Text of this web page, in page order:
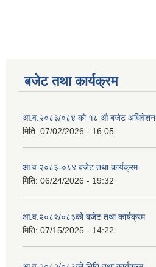
बजेट तथा कार्यक्रम
आ.व.२०८३/०८४ को १८ ‍औ बजेट अधिवेशन
मिति: 07/02/2026 - 16:05
आ.व २०८३-०८४ बजेट तथा कार्यक्रम
मिति: 06/24/2026 - 19:32
आ.व.२०८२/०८३को बजेट तथा कार्यक्रम
मिति: 07/15/2025 - 14:22